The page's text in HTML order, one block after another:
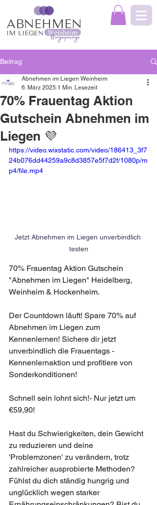
Beitrag
70% Frauentag Aktion
Gutschein Abnehmen im
Liegen 💜
Abnehmen im Liegen Weinheim
6. März 2025 1 Min. Lesezeit
https://video.wixstatic.com/video/186413_3f7
24b076dd44259a9c8d3857e5f7d2f/1080p/m
p4/file.mp4
Jetzt Abnehmen im Liegen unverbindlich
testen
70% Frauentag Aktion Gutschein
"Abnehmen im Liegen" Heidelberg,
Weinheim & Hockenheim.
Der Countdown läuft! Spare 70% auf
Abnehmen im Liegen zum
Kennenlernen! Sichere dir jetzt
unverbindlich die Frauentags -
Kennenlernaktion und profitiere von
Sonderkonditionen!
Schnell sein lohnt sich!- Nur jetzt um
€59,90!
Hast du Schwierigkeiten, dein Gewicht
zu reduzieren und deine
'Problemzonen' zu verändern, trotz
zahlreicher ausprobierte Methoden?
Fühlst du dich ständig hungrig und
unglücklich wegen starker